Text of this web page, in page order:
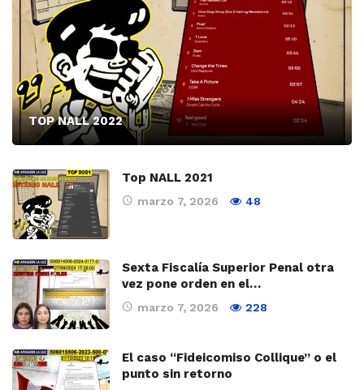
TOP NALL 2022
Top NALL 2021
marzo 7, 2026 48
Sexta Fiscalía Superior Penal otra
vez pone orden en el…
marzo 7, 2026 228
El caso “Fideicomiso Collique” o el
punto sin retorno